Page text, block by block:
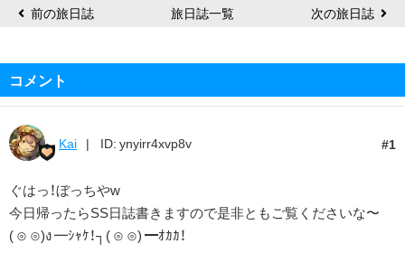
前の旅日誌 旅日誌一覧 次の旅日誌
コメント
1
Kai ID: ynyirr4xvp8v
ぐはっ！ぼっちやw
今日帰ったらSS日誌書きますので是非ともご覧くださいな〜
( ⊙ ⊙)ง ━ｼｬｹ！┐( ⊙ ⊙) ━ｵｶｶ！